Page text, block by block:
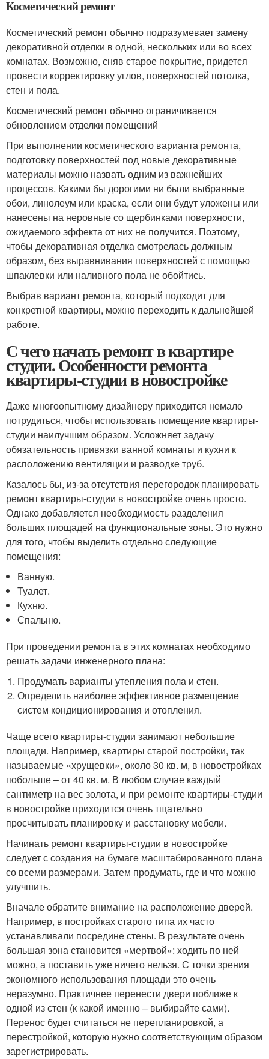
Косметический ремонт
Косметический ремонт обычно подразумевает замену
декоративной отделки в одной, нескольких или во всех
комнатах. Возможно, сняв старое покрытие, придется
провести корректировку углов, поверхностей потолка,
стен и пола.
Косметический ремонт обычно ограничивается
обновлением отделки помещений
При выполнении косметического варианта ремонта,
подготовку поверхностей под новые декоративные
материалы можно назвать одним из важнейших
процессов. Какими бы дорогими ни были выбранные
обои, линолеум или краска, если они будут уложены или
нанесены на неровные со щербинками поверхности,
ожидаемого эффекта от них не получится. Поэтому,
чтобы декоративная отделка смотрелась должным
образом, без выравнивания поверхностей с помощью
шпаклевки или наливного пола не обойтись.
Выбрав вариант ремонта, который подходит для
конкретной квартиры, можно переходить к дальнейшей
работе.
С чего начать ремонт в квартире
студии. Особенности ремонта
квартиры-студии в новостройке
Даже многоопытному дизайнеру приходится немало
потрудиться, чтобы использовать помещение квартиры-
студии наилучшим образом. Усложняет задачу
обязательность привязки ванной комнаты и кухни к
расположению вентиляции и разводке труб.
Казалось бы, из-за отсутствия перегородок планировать
ремонт квартиры-студии в новостройке очень просто.
Однако добавляется необходимость разделения
больших площадей на функциональные зоны. Это нужно
для того, чтобы выделить отдельно следующие
помещения:
Ванную.
Туалет.
Кухню.
Спальню.
При проведении ремонта в этих комнатах необходимо
решать задачи инженерного плана:
Продумать варианты утепления пола и стен.
Определить наиболее эффективное размещение
систем кондиционирования и отопления.
Чаще всего квартиры-студии занимают небольшие
площади. Например, квартиры старой постройки, так
называемые «хрущевки», около 30 кв. м, в новостройках
побольше – от 40 кв. м. В любом случае каждый
сантиметр на вес золота, и при ремонте квартиры-студии
в новостройке приходится очень тщательно
просчитывать планировку и расстановку мебели.
Начинать ремонт квартиры-студии в новостройке
следует с создания на бумаге масштабированного плана
со всеми размерами. Затем продумать, где и что можно
улучшить.
Вначале обратите внимание на расположение дверей.
Например, в постройках старого типа их часто
устанавливали посредине стены. В результате очень
большая зона становится «мертвой»: ходить по ней
можно, а поставить уже ничего нельзя. С точки зрения
экономного использования площади это очень
неразумно. Практичнее перенести двери поближе к
одной из стен (к какой именно – выбирайте сами).
Перенос будет считаться не перепланировкой, а
перестройкой, которую нужно соответствующим образом
зарегистрировать.